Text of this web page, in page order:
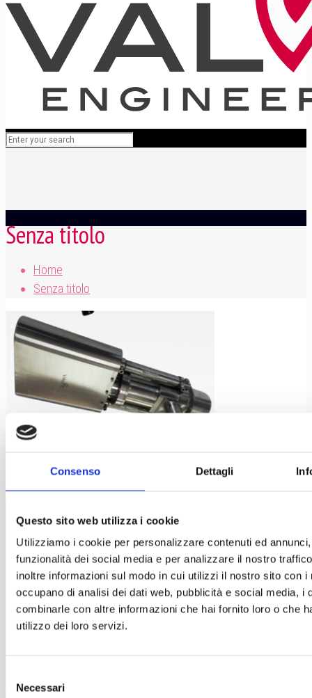
Consenso Dettagli
Questo sito web utilizza i cookie
Utilizziamo i cookie per personalizzare contenuti ed
funzionalità dei social media e per analizzare il nostro
inoltre informazioni sul modo in cui utilizzi il nostro sito con i
occupano di analisi dei dati web, pubblicità e social media, i
combinarle con altre informazioni che hai fornito loro o che
utilizzo dei loro servizi.
delNecessari
Senza titolo
Home
Senza titolo
Valve Engineering Srlis a specialist manufacturer of valves
for handling powders in the Pharmaceutical, fine chemical, food
and cosmetics industries. We are located near the town of
Lucca in Tuscany, Italy in an area renowned for its skilled
mechanical engineers and designers.